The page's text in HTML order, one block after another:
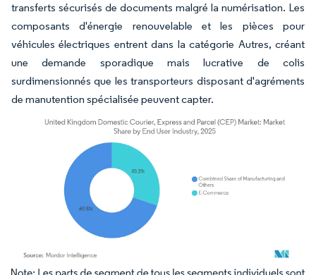
transferts sécurisés de documents malgré la numérisation. Les
composants d'énergie renouvelable et les pièces pour
véhicules électriques entrent dans la catégorie Autres, créant
une demande sporadique mais lucrative de colis
surdimensionnés que les transporteurs disposant d'agréments
de manutention spécialisée peuvent capter.